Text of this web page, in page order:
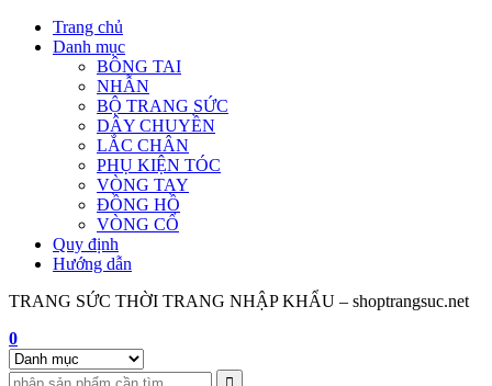
Skip
Trang chủ
Danh mục
BÔNG TAI
NHẪN
BỘ TRANG SỨC
DÂY CHUYỀN
LẮC CHÂN
PHỤ KIỆN TÓC
VÒNG TAY
ĐỒNG HỒ
VÒNG CỔ
Quy định
Hướng dẫn
TRANG SỨC THỜI TRANG NHẬP KHẨU – shoptrangsuc.net
0